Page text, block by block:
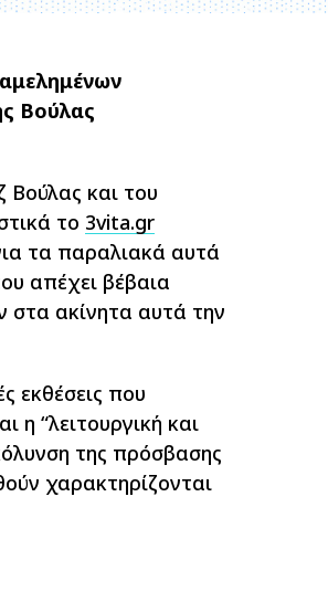
Βούλας
Βούλας και του
το 3vita.gr
τα παραλιακά αυτά
απέχει βέβαια
στα ακίνητα αυτά την
εκθέσεις που
η “λειτουργική και
της πρόσβασης
χαρακτηρίζονται